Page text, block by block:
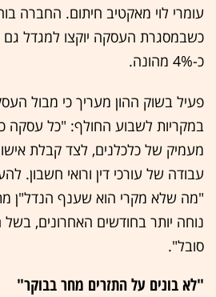
עומרי לוי מאקטיב חיתום. החברה
כשבמסגרת העסקה יוקצו למגדל גם
כ-4% מהונה.
פעיל בשוק ההון מעריך כי מבול
במקריות לשבוע החולף: "כל עסקה
מעמיק של כלכלנים, לצד קבלת
עבודה של עורכי דין ורואי חשבון.
"מה שלא מקרי הוא שענף הנדל"ן
נוחה יותר בחודשים האחרונים,
סובל".
"לא בונים על התזרים מחר בבוקר"